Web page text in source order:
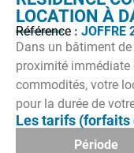
LOCATION À
Référence : JOFFRE
Dans un bâtiment
proximité immédiate
commodités, votre
pour la durée de
Les tarifs (forfaits
Période